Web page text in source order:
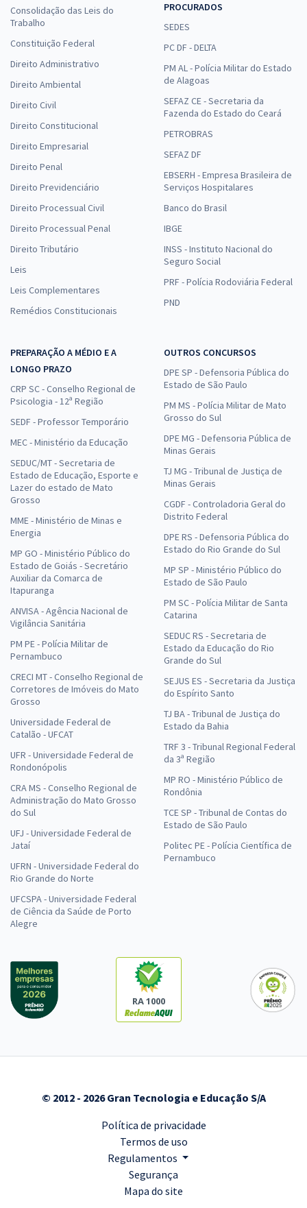
Consolidação das Leis do
Trabalho
Constituição Federal
Direito Administrativo
Direito Ambiental
Direito Civil
Direito Constitucional
Direito Empresarial
Direito Penal
Direito Previdenciário
Direito Processual Civil
Direito Processual Penal
Direito Tributário
Leis
Leis Complementares
Remédios Constitucionais
PROCURADOS
SEDES
PC DF - DELTA
PM AL - Polícia Militar do Estado
de Alagoas
SEFAZ CE - Secretaria da
Fazenda do Estado do Ceará
PETROBRAS
SEFAZ DF
EBSERH - Empresa Brasileira de
Serviços Hospitalares
Banco do Brasil
IBGE
INSS - Instituto Nacional do
Seguro Social
PRF - Polícia Rodoviária Federal
PND
PREPARAÇÃO A MÉDIO E A
LONGO PRAZO
CRP SC - Conselho Regional de
Psicologia - 12ª Região
SEDF - Professor Temporário
MEC - Ministério da Educação
SEDUC/MT - Secretaria de
Estado de Educação, Esporte e
Lazer do estado de Mato
Grosso
MME - Ministério de Minas e
Energia
MP GO - Ministério Público do
Estado de Goiás - Secretário
Auxiliar da Comarca de
Itapuranga
ANVISA - Agência Nacional de
Vigilância Sanitária
PM PE - Polícia Militar de
Pernambuco
CRECI MT - Conselho Regional de
Corretores de Imóveis do Mato
Grosso
Universidade Federal de
Catalão - UFCAT
UFR - Universidade Federal de
Rondonópolis
CRA MS - Conselho Regional de
Administração do Mato Grosso
do Sul
UFJ - Universidade Federal de
Jataí
UFRN - Universidade Federal do
Rio Grande do Norte
UFCSPA - Universidade Federal
de Ciência da Saúde de Porto
Alegre
OUTROS CONCURSOS
DPE SP - Defensoria Pública do
Estado de São Paulo
PM MS - Polícia Militar de Mato
Grosso do Sul
DPE MG - Defensoria Pública de
Minas Gerais
TJ MG - Tribunal de Justiça de
Minas Gerais
CGDF - Controladoria Geral do
Distrito Federal
DPE RS - Defensoria Pública do
Estado do Rio Grande do Sul
MP SP - Ministério Público do
Estado de São Paulo
PM SC - Polícia Militar de Santa
Catarina
SEDUC RS - Secretaria de
Estado da Educação do Rio
Grande do Sul
SEJUS ES - Secretaria da Justiça
do Espírito Santo
TJ BA - Tribunal de Justiça do
Estado da Bahia
TRF 3 - Tribunal Regional Federal
da 3ª Região
MP RO - Ministério Público de
Rondônia
TCE SP - Tribunal de Contas do
Estado de São Paulo
Politec PE - Polícia Científica de
Pernambuco
RA 1000
© 2012 - 2026 Gran Tecnologia e Educação S/A
Política de privacidade
Termos de uso
Regulamentos
Segurança
Mapa do site